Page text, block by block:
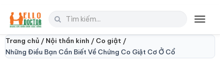
Trang chủ / Nội thần kinh / Co giật /
Những Điều Bạn Cần Biết Về Chứng Co Giật Cơ Ở Cổ